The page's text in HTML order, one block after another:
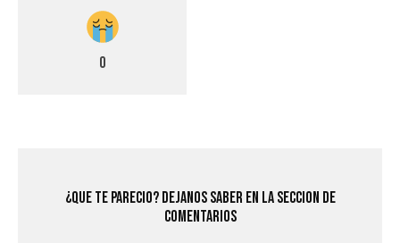
0
¿Que Te Parecio? Dejanos saber en la seccion de
comentarios